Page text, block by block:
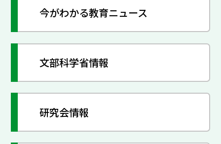
今がわかる教育ニュース
文部科学省情報
研究会情報